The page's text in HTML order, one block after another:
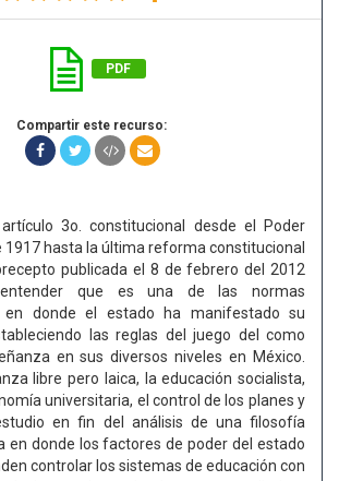
PDF
Compartir este recurso:
3o. constitucional desde el Poder
hasta la última reforma constitucional
publicada el 8 de febrero del 2012
que es una de las normas
en donde el estado ha manifestado su
las reglas del juego del como
en sus diversos niveles en México.
libre pero laica, la educación socialista,
universitaria, el control de los planes y
en fin del análisis de una filosofía
en donde los factores de poder del estado
controlar los sistemas de educación con